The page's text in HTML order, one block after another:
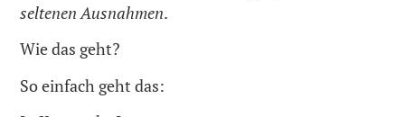
seltenen Ausnahmen.
Wie das geht?
So einfach geht das: